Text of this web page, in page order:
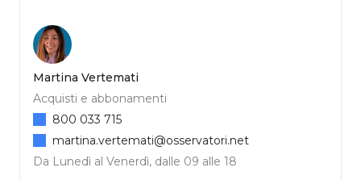
Martina Vertemati
Acquisti e abbonamenti
Da Lunedì al Venerdì, dalle 09 alle 18
800 033 715
martina.vertemati@osservatori.net